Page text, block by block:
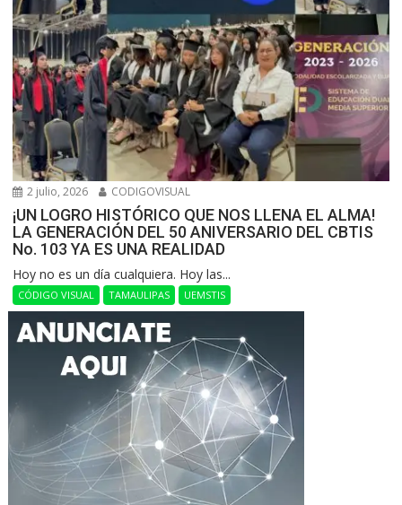
2 julio, 2026 CODIGOVISUAL
¡UN LOGRO HISTÓRICO QUE NOS LLENA EL ALMA!
LA GENERACIÓN DEL 50 ANIVERSARIO DEL CBTIS
No. 103 YA ES UNA REALIDAD
Hoy no es un día cualquiera. Hoy las...
CÓDIGO VISUAL TAMAULIPAS UEMSTIS